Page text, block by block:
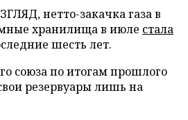
нетто-закачка газа в
хранилища в июле стала
шесть лет.
союза по итогам прошлого
резервуары лишь на